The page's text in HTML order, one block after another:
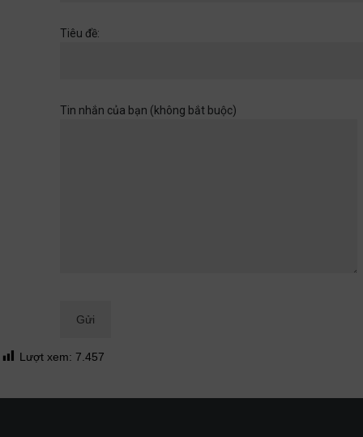
Tiêu đề:
Tin nhắn của bạn (không bắt buộc)
Lượt xem: 7.457